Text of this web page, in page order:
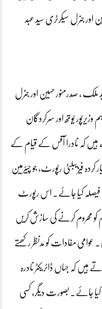
اور جنرل سیکرٹری سید عبد
ملک ، صدرمنور حسین اور جنرل
یوتھ اور سرکردگان
ہیں کہ نادرا آفس کے قیام کے
فیزیبلٹی رپورٹ، جو چیئرمین
فیصلہ کیا جائے۔ اس رپورٹ
کو محروم کرنے کی سازش کریں
مفادات کو مدنظر رکھتے
کہ جہاں ڈائریکٹر نادرہ
کیا جائے۔ بصورت دیگر، کسی